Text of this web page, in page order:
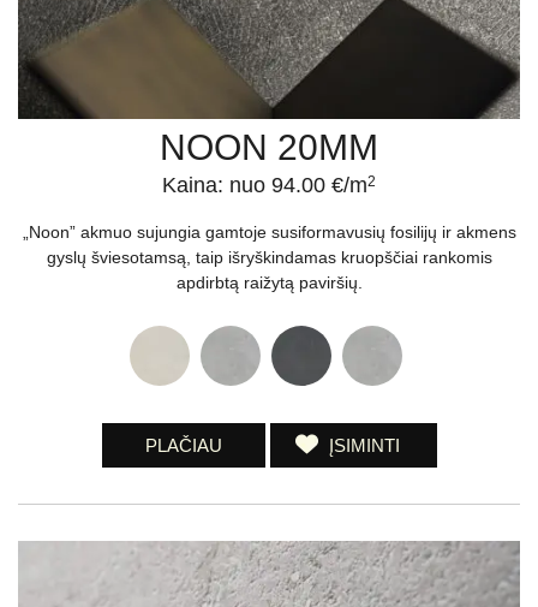
NOON 20MM
Kaina: nuo 94.00 €/m2
„Noon” akmuo sujungia gamtoje susiformavusių fosilijų ir akmens
gyslų šviesotamsą, taip išryškindamas kruopščiai rankomis
apdirbtą raižytą paviršių.
PLAČIAU ĮSIMINTI